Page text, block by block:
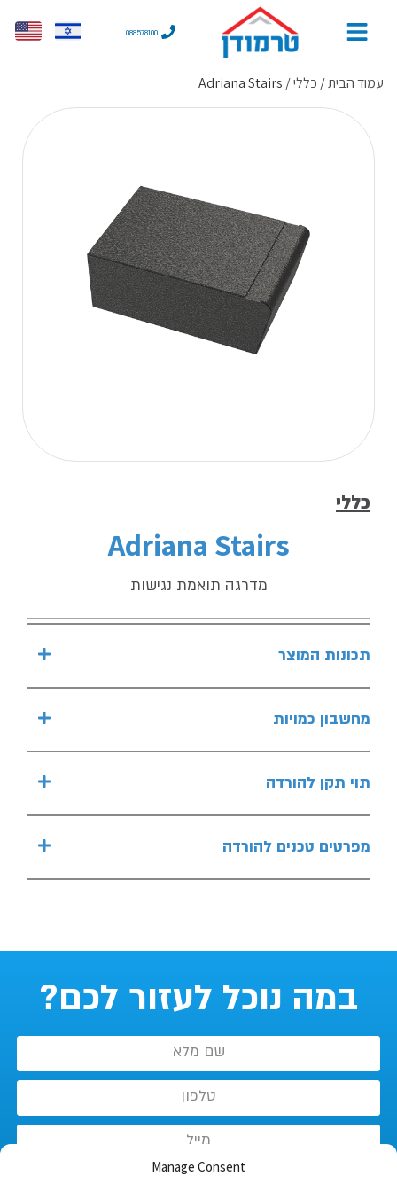
Manage Consent
088578100
עמוד הבית/ כללי/ Adriana Stairs
כללי
Adriana Stairs
מדרגה תואמת נגישות
תכונות המוצר
מחשבון כמויות
תוי תקן להורדה
מפרטים טכנים להורדה
במה נוכל לעזור לכם?